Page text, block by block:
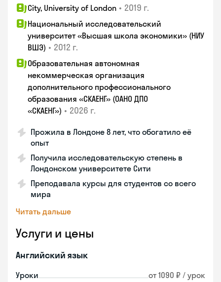
City, University of London • 2019 г.
Национальный исследовательский
университет «Высшая школа экономики» (НИУ
ВШЭ) • 2012 г.
Образовательная автономная
некоммерческая организация
дополнительного профессионального
образования «СКАЕНГ» (ОАНО ДПО
«СКАЕНГ») • 2026 г.
Прожила в Лондоне 8 лет, что обогатило её
опыт
Получила исследовательскую степень в
Лондонском университете Сити
Преподавала курсы для студентов со всего
мира
Читать дальше
Услуги и цены
Английский язык
Уроки от 1090 ₽ / урок